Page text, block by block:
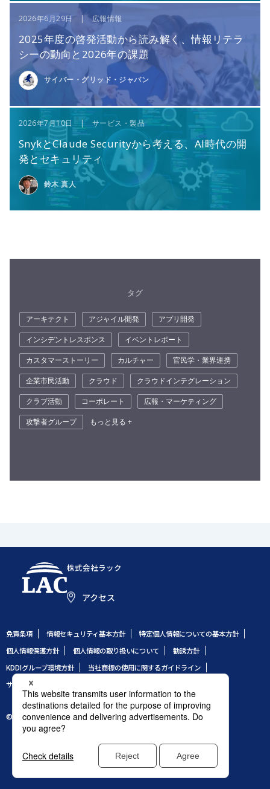
2026年6月29日 | 広報情報
2025年度の啓発活動から読み解く、情報リテラ
シーの動向と2026年の課題
サイバー・グリッド・ジャパン
2026年7月10日 | サービス・製品
SnykとClaude Securityから考える、AI時代の開
発とセキュリティ
鈴木 真人
タグ
アーキテクト アジャイル開発
アプリ開発
インシデントレスポンス
イベントレポート
カスタマーストーリー
カルチャー
官民学・業界連携
企業市民活動
クラウド
クラウドインテグレーション
クラブ活動
コーポレート
広報・マーケティング
攻撃者グループ
もっと見る +
株式会社ラック
アクセス
免責条項 情報セキュリティ基本方針
特定個人情報についての基本方針
個人情報保護方針
個人情報の取り扱いについて
勧誘方針
KDDIグループ環境方針
当社商標の使用に関するガイドライン
サイトのご利用条件
© 1995 LAC Co., Ltd.